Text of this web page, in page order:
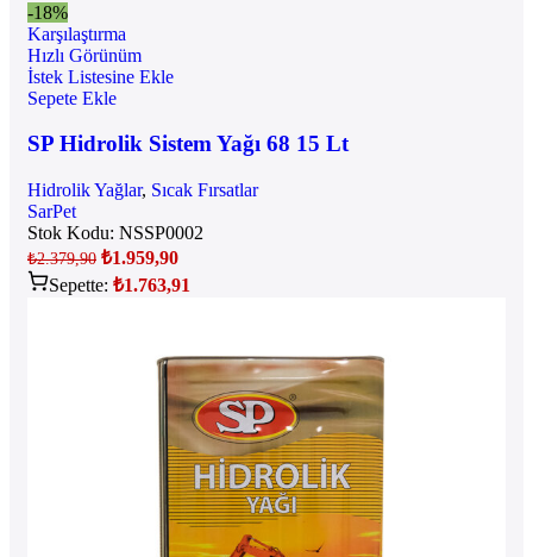
-18%
Karşılaştırma
Hızlı Görünüm
İstek Listesine Ekle
Sepete Ekle
SP Hidrolik Sistem Yağı 68 15 Lt
Hidrolik Yağlar, Sıcak Fırsatlar
SarPet
Stok Kodu: NSSP0002
₺2.379,90 ₺1.959,90
Sepette: ₺1.763,91